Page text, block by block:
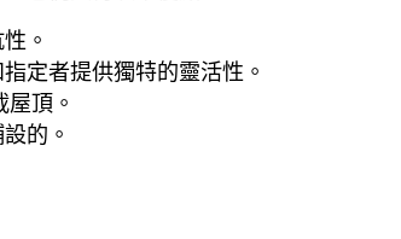
。
定者提供獨特的靈活性。
頂。
的。